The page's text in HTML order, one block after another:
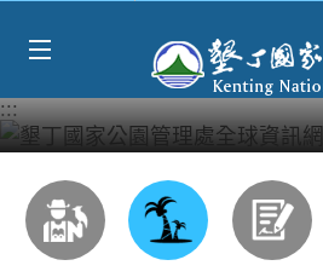
:::